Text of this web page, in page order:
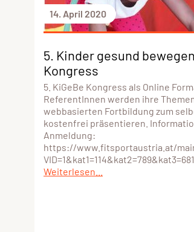
14. April 2020
5. Kinder gesund
Kongress
5. KiGeBe Kongress als Online
ReferentInnen werden ihre
webbasierten Fortbildung zum
kostenfrei präsentieren.
Anmeldung:
https://www.fitsportaustria.at/
VID=1&kat1=114&kat2=789&kat3=681
Weiterlesen...